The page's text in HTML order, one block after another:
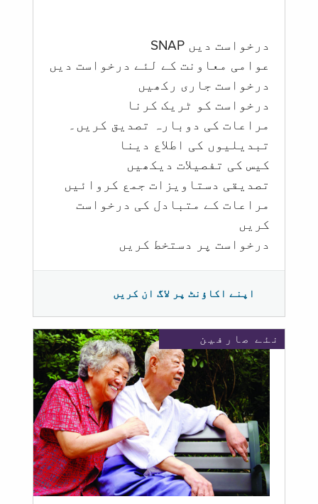
درخواست دیں SNAP
عوامی معاونت کے لئے درخواست دیں
درخواست جاری رکھیں
درخواست کو ٹریک کرنا
مراعات کی دوبارہ تصدیق کریں۔
تبدیلیوں کی اطلاع دینا
کیس کی تفصیلات دیکھیں
تصدیقی دستاویزات جمع کروائیں
مراعات کے متبادل کی درخواست
کریں
درخواست پر دستخط کریں
اپنے اکاؤنٹ پر لاگ ان کریں
نئے صارفین